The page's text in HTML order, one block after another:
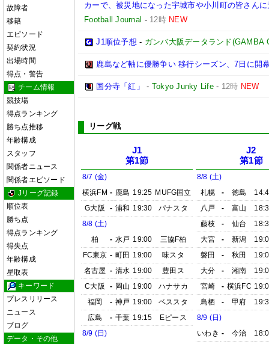
故障者
移籍
エピソード
契約状況
出場時間
得点・警告
チーム情報
競技場
得点ランキング
勝ち点推移
年齢構成
スタッフ
関係者ニュース
関係者エピソード
Jリーグ記録
順位表
勝ち点
得点ランキング
得失点
年齢構成
星取表
キーワード
プレスリリース
ニュース
ブログ
データ・その他
カーで、被災地になった宇城市や小川町の皆さん
Football Journal - 12時 NEW
J1順位予想 - ガンバ大阪データランド(GAMBA
鹿島など軸に優勝争い 移行シーズン、7日に開
国分寺「紅」 - Tokyo Junky Life- 12時 NEW
リーグ戦
J1
第1節
8/7 (金)
横浜FM - 鹿島 19:25 MUFG国立
G大阪
- 浦和 19:30
パナスタ
8/8 (土)
柏
- 水戸 19:00
三協F柏
FC東京 - 町田 19:00
味スタ
名古屋 - 清水 19:00
豊田ス
C大阪
- 岡山 19:00
ハナサカ
福岡
- 神戸 19:00
ベススタ
広島
- 千葉 19:15
Eピース
8/9 (日)
J2
第1節
8/8 (土)
札幌
- 徳島
八戸
- 富山
藤枝
- 仙台
大宮
- 新潟
磐田
- 秋田
大分
- 湘南
宮崎
- 横浜FC
鳥栖
- 甲府
8/9 (日)
いわき - 今治